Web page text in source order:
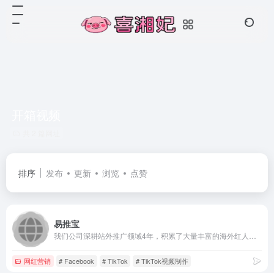
排序 发布 更新 浏览 点赞
易推宝
网红营销 # Facebook # TikTok # TikTok视频制作